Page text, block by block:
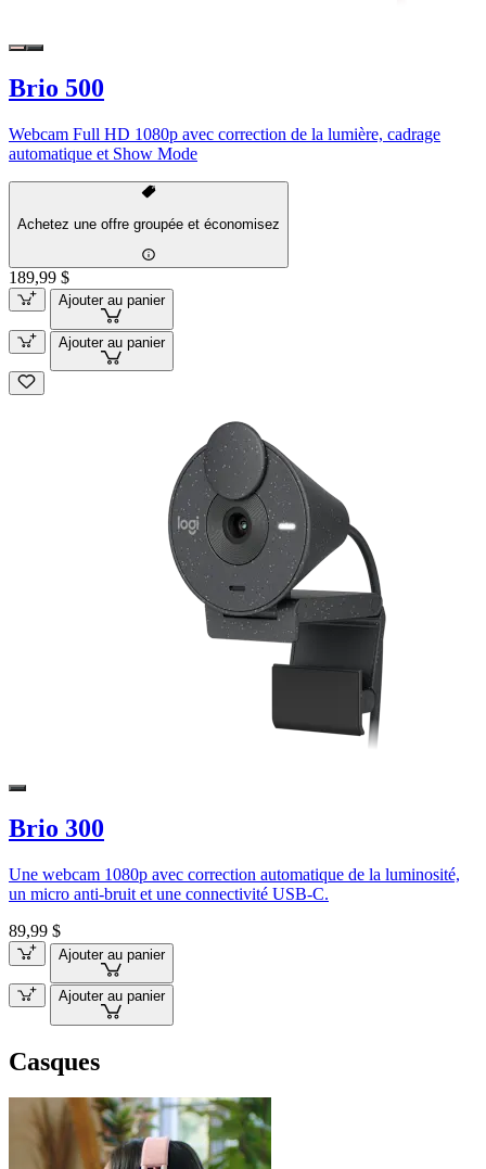
Brio 500
Webcam Full HD 1080p avec correction de la lumière, cadrage
automatique et Show Mode
Achetez une offre groupée et économisez
189,99 $
Ajouter au panier
Ajouter au panier
Brio 300
Une webcam 1080p avec correction automatique de la luminosité,
un micro anti-bruit et une connectivité USB-C.
89,99 $
Ajouter au panier
Ajouter au panier
Casques